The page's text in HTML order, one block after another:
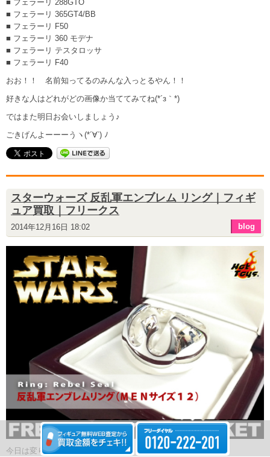
■ フェラーリ 288GTO
■ フェラーリ 365GT4/BB
■ フェラーリ F50
■ フェラーリ 360 モデナ
■ フェラーリ テスタロッサ
■ フェラーリ F40
おお！！ 名前知ってるのみんな入っとるやん！！
好きな人はどれがどの画像か当ててみてね(*´з｀*)
ではまた明日お会いしましょう♪
ごきげんよーーーうヽ(*´∀`) ﾉ
スターウォーズ 反乱軍エンブレム リング｜フィギ
ュア買取｜フリークス
2014年12月16日 18:02 blog
今日は変り種だよーーヽ(*´∀`) ﾉ